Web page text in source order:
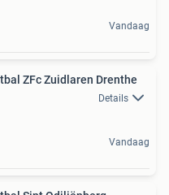
Vandaag
ZFc Zuidlaren Drenthe
Details
Vandaag